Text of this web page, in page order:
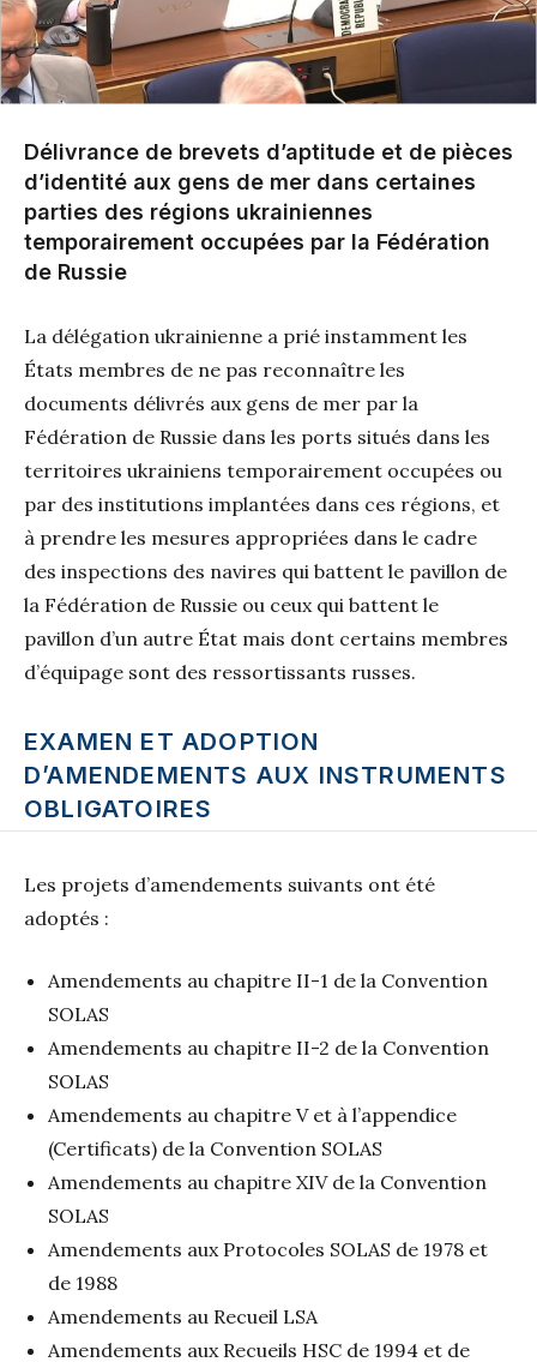
Délivrance de brevets d’aptitude et de pièces
d’identité aux gens de mer dans certaines
parties des régions ukrainiennes
temporairement occupées par la Fédération
de Russie
La délégation ukrainienne a prié instamment les
États membres de ne pas reconnaître les
documents délivrés aux gens de mer par la
Fédération de Russie dans les ports situés dans les
territoires ukrainiens temporairement occupées ou
par des institutions implantées dans ces régions, et
à prendre les mesures appropriées dans le cadre
des inspections des navires qui battent le pavillon de
la Fédération de Russie ou ceux qui battent le
pavillon d’un autre État mais dont certains membres
d’équipage sont des ressortissants russes.
EXAMEN ET ADOPTION
D’AMENDEMENTS AUX INSTRUMENTS
OBLIGATOIRES
Les projets d’amendements suivants ont été
adoptés :
Amendements au chapitre II-1 de la Convention
SOLAS
Amendements au chapitre II-2 de la Convention
SOLAS
Amendements au chapitre V et à l’appendice
(Certificats) de la Convention SOLAS
Amendements au chapitre XIV de la Convention
SOLAS
Amendements aux Protocoles SOLAS de 1978 et
de 1988
Amendements au Recueil LSA
Amendements aux Recueils HSC de 1994 et de